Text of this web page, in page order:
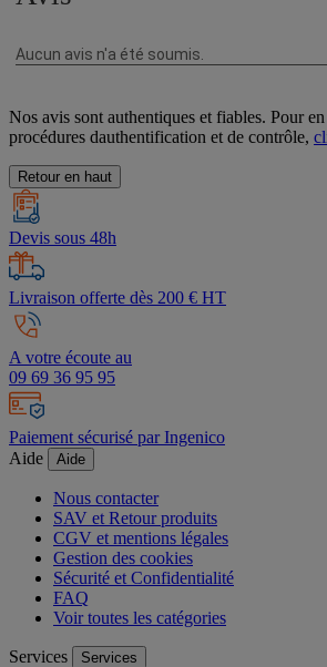
Nos avis sont authentiques et fiables. Pour
procédures dauthentification et de contrôle,
Retour en haut
Devis sous 48h
Livraison offerte dès 200 € HT
A votre écoute au
09 69 36 95 95
Paiement sécurisé par Ingenico
Aide
Aide
Nous contacter
SAV et Retour produits
CGV et mentions légales
Gestion des cookies
Sécurité et Confidentialité
FAQ
Voir toutes les catégories
Services Services